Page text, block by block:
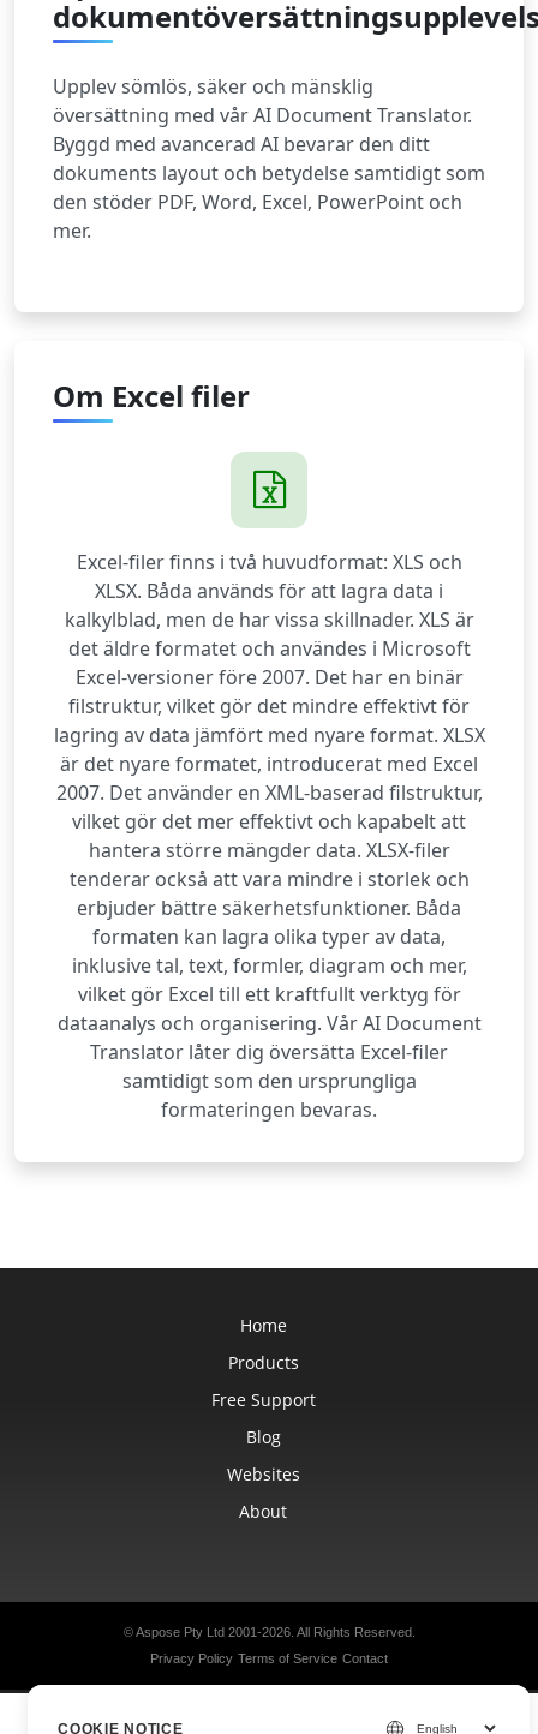
Upplev sömlös, säker och mänsklig
översättning med vår AI Document Translator.
Byggd med avancerad AI bevarar den ditt
dokuments layout och betydelse samtidigt som
den stöder PDF, Word, Excel, PowerPoint och
mer.
Om Excel filer
Excel-filer finns i två huvudformat: XLS och
XLSX. Båda används för att lagra data i
kalkylblad, men de har vissa skillnader. XLS är
det äldre formatet och användes i Microsoft
Excel-versioner före 2007. Det har en binär
filstruktur, vilket gör det mindre effektivt för
lagring av data jämfört med nyare format. XLSX
är det nyare formatet, introducerat med Excel
2007. Det använder en XML‑baserad filstruktur,
vilket gör det mer effektivt och kapabelt att
hantera större mängder data. XLSX-filer
tenderar också att vara mindre i storlek och
erbjuder bättre säkerhetsfunktioner. Båda
formaten kan lagra olika typer av data,
inklusive tal, text, formler, diagram och mer,
vilket gör Excel till ett kraftfullt verktyg för
dataanalys och organisering. Vår AI Document
Translator låter dig översätta Excel-filer
samtidigt som den ursprungliga
formateringen bevaras.
Home
Products
Free Support
Blog
Websites
About
© Aspose Pty Ltd 2001-2026. All Rights Reserved.
Privacy Policy Terms of Service Contact
COOKIE NOTICE